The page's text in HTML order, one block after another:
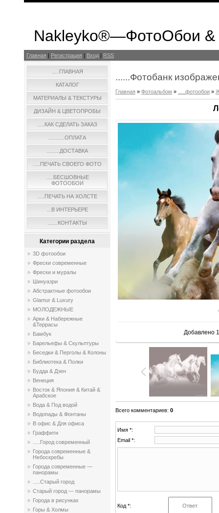
Nakleyko®—ФотоОбои &
Главная | Регистрация | Вход | RSS
.....ГЛАВНАЯ
КАТАЛОГ
МАТЕРИАЛЫ & ТЕКСТУРЫ
ДИЗАЙН & ЦВЕТОПРОБЫ
.....КАК СДЕЛАТЬ ЗАКАЗ
...........ОПЛАТА
.........ДОСТАВКА
.....ПЕЧАТЬ СВОЕГО ФОТО
.....БЕСШОВНЫЕ
ФОТООБОИ
.....ПЕЧАТЬ НА ХОЛСТЕ
...В ИНТЕРЬЕРЕ
.......КОНТАКТЫ
Категории раздела
3D фотообои
Фрески современные
Фрески и муралы
Шинуазри
Абстрактные фотообои
Glamur & Luxury
МОЛОДЕЖНЫЕ
Арки & Набережные
&Террасы
Бамбук
Барельефы & Скульптуры
Беседки & Перголы & Колоны
Библиотека & Полки
Будда & Дзен
Венеция
Восток & Япония & Китай &
Арабское
Вода & Под водой
Водопады & Фонтаны
В офис & Для офиса
Граффити
.....Город современный
Города современные &
Небоскребы
Города современные —
панорамы
.....Старый город
Старый город — панорамы
Города в рисунках
Горы & Холмы
......Фотобанк
Главная » Фотоальбом » .....фотообои »
Добавлено
Всего комментариев: 0
Имя *:
Email *:
Код *: